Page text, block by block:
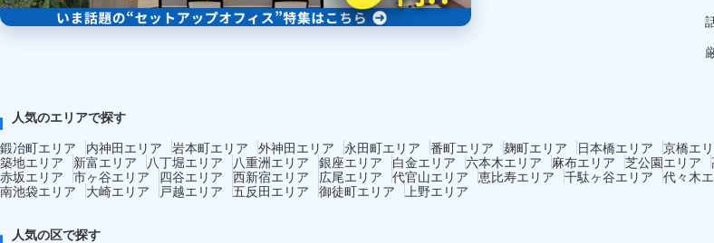
人気のエリアで探す
鍛冶町エリア
内神田エリア 岩本町エリア 外神田エリア 永田町エリア 番町エリア 麹町エリア 日本橋エリア 京橋エ
築地エリア
新富エリア 八丁堀エリア 八重洲エリア 銀座エリア 白金エリア 六本木エリア 麻布エリア 芝公園エリア
赤坂エリア 市ヶ谷エリア 四谷エリア 西新宿エリア 広尾エリア 代官山エリア 恵比寿エリア 千駄ヶ谷エリア 代々木
南池袋エリア
大崎エリア 戸越エリア 五反田エリア 御徒町エリア 上野エリア
人気の区で探す